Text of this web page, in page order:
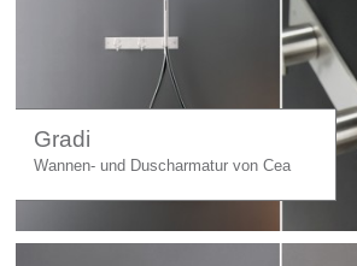
Gradi
Wannen- und Duscharmatur von Cea